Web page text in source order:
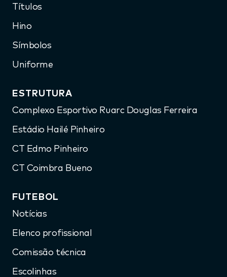
Títulos
Hino
Símbolos
Uniforme
ESTRUTURA
Complexo Esportivo Ruarc Douglas Ferreira
Estádio Hailé Pinheiro
CT Edmo Pinheiro
CT Coimbra Bueno
FUTEBOL
Notícias
Elenco profissional
Comissão técnica
Escolinhas